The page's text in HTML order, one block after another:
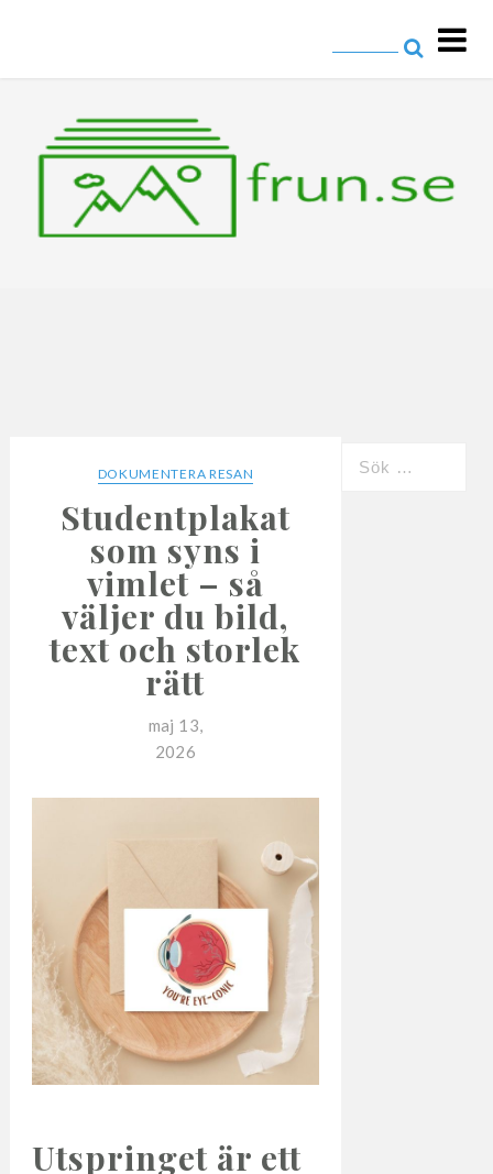
DOKUMENTERA RESAN
Studentplakat
som syns i
vimlet – så
väljer du bild,
text och storlek
rätt
maj 13,
2026
Utspringet är ett